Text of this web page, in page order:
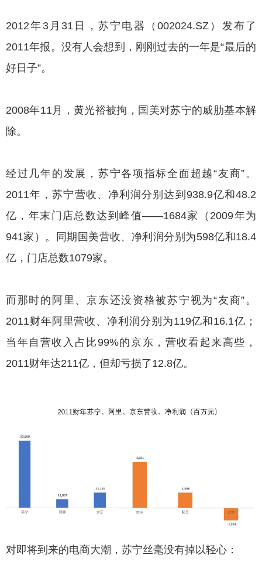
2012年3月31日，苏宁电器（002024.SZ）发布了
2011年报。没有人会想到，刚刚过去的一年是“最后的
好日子”。
2008年11月，黄光裕被拘，国美对苏宁的威肋基本解
除。
经过几年的发展，苏宁各项指标全面超越“友商”。
2011年，苏宁营收、净利润分别达到938.9亿和48.2
亿，年末门店总数达到峰值——1684家（2009年为
941家）。同期国美营收、净利润分别为598亿和18.4
亿，门店总数1079家。
而那时的阿里、京东还没资格被苏宁视为“友商”。
2011财年阿里营收、净利润分别为119亿和16.1亿；
当年自营收入占比99%的京东，营收看起来高些，
2011财年达211亿，但却亏损了12.8亿。
对即将到来的电商大潮，苏宁丝毫没有掉以轻心：